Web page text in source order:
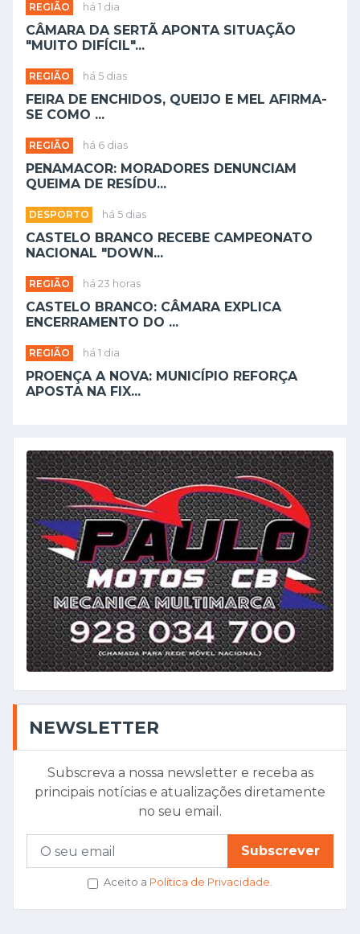
REGIÃO há 1 dia
CÂMARA DA SERTÃ APONTA SITUAÇÃO
"MUITO DIFÍCIL"...
REGIÃO há 5 dias
FEIRA DE ENCHIDOS, QUEIJO E MEL AFIRMA-
SE COMO ...
REGIÃO há 6 dias
PENAMACOR: MORADORES DENUNCIAM
QUEIMA DE RESÍDU...
DESPORTO há 5 dias
CASTELO BRANCO RECEBE CAMPEONATO
NACIONAL "DOWN...
REGIÃO há 23 horas
CASTELO BRANCO: CÂMARA EXPLICA
ENCERRAMENTO DO ...
REGIÃO há 1 dia
PROENÇA A NOVA: MUNICÍPIO REFORÇA
APOSTA NA FIX...
NEWSLETTER
Subscreva a nossa newsletter e receba as
principais notícias e atualizações diretamente
no seu email.
Subscrever
Aceito a Política de Privacidade.